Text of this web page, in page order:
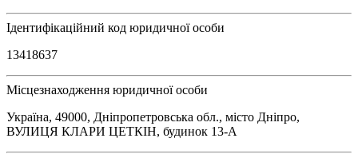
Ідентифікаційний код юридичної особи
13418637
Місцезнаходження юридичної особи
Україна, 49000, Дніпропетровська обл., місто Дніпро,
ВУЛИЦЯ КЛАРИ ЦЕТКІН, будинок 13-А